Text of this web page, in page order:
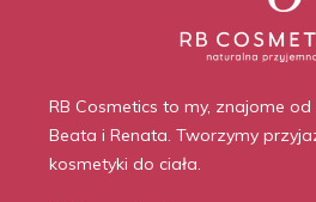
RB Cosmetics to my, znajome
Beata i Renata. Tworzymy
kosmetyki do ciała.